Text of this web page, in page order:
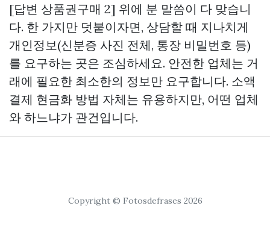
[답변 상품권구매 2] 위에 분 말씀이 다 맞습니
다. 한 가지만 덧붙이자면, 상담할 때 지나치게
개인정보(신분증 사진 전체, 통장 비밀번호 등)
를 요구하는 곳은 조심하세요. 안전한 업체는 거
래에 필요한 최소한의 정보만 요구합니다. 소액
결제 현금화 방법 자체는 유용하지만, 어떤 업체
와 하느냐가 관건입니다.
Copyright © Fotosdefrases 2026